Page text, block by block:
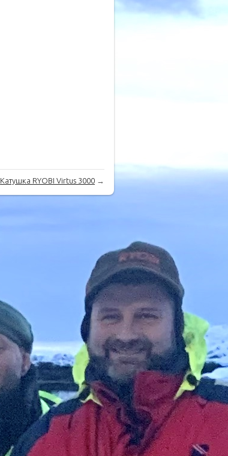
Катушка RYOBI Virtus 3000 →